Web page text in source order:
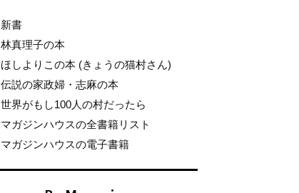
新書
林真理子の本
ほしよりこの本 (きょうの猫村さん)
伝説の家政婦・志麻の本
世界がもし100人の村だったら
マガジンハウスの全書籍リスト
マガジンハウスの電子書籍